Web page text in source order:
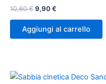
10,60€9,90€
Aggiungi al carrello